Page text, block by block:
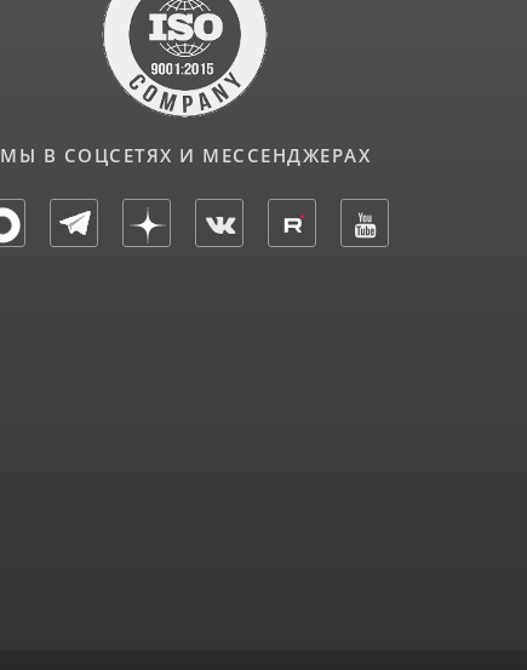
МЫ В СОЦСЕТЯХ И МЕССЕНДЖЕРАХ